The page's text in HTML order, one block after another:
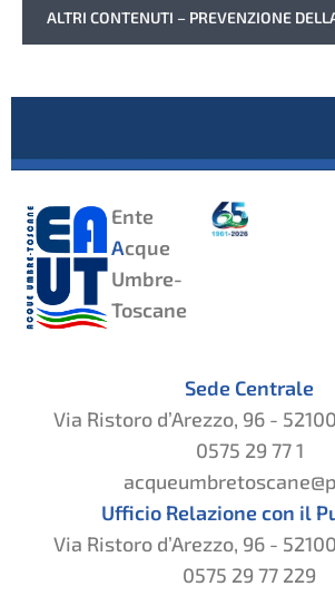
ALTRI CONTENUTI – PREVENZIONE
Ente
Acque
Umbre-
Toscane
Sede Centrale
Via Ristoro d’Arezzo, 96 -
0575 29 77 1
Ufficio Relazione con il
Via Ristoro d’Arezzo, 96 -
0575 29 77 229